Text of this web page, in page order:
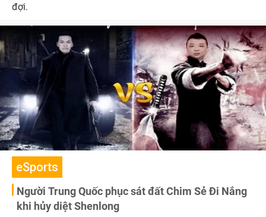
đợi.
eSports
Người Trung Quốc phục sát đất Chim Sẻ Đi Nắng
khi hủy diệt Shenlong